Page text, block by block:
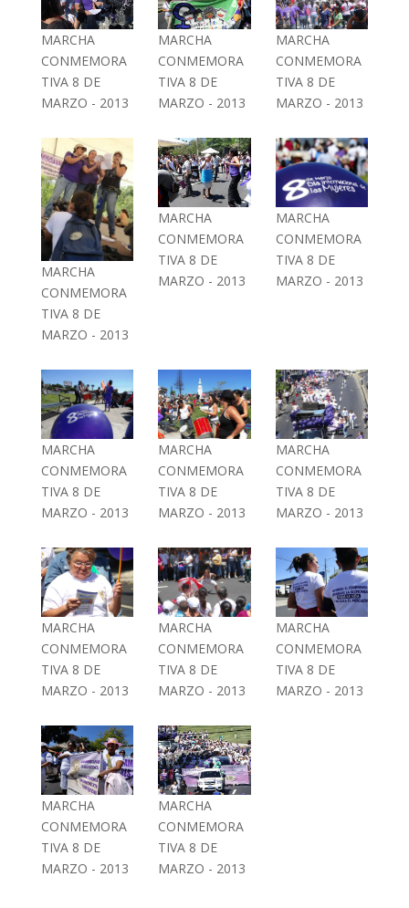
MARCHA
CONMEMORA
TIVA 8 DE
MARZO - 2013
MARCHA
CONMEMORA
TIVA 8 DE
MARZO - 2013
MARCHA
CONMEMORA
TIVA 8 DE
MARZO - 2013
MARCHA
CONMEMORA
TIVA 8 DE
MARZO - 2013
MARCHA
CONMEMORA
TIVA 8 DE
MARZO - 2013
MARCHA
CONMEMORA
TIVA 8 DE
MARZO - 2013
MARCHA
CONMEMORA
TIVA 8 DE
MARZO - 2013
MARCHA
CONMEMORA
TIVA 8 DE
MARZO - 2013
MARCHA
CONMEMORA
TIVA 8 DE
MARZO - 2013
MARCHA
CONMEMORA
TIVA 8 DE
MARZO - 2013
MARCHA
CONMEMORA
TIVA 8 DE
MARZO - 2013
MARCHA
CONMEMORA
TIVA 8 DE
MARZO - 2013
MARCHA
CONMEMORA
TIVA 8 DE
MARZO - 2013
MARCHA
CONMEMORA
TIVA 8 DE
MARZO - 2013